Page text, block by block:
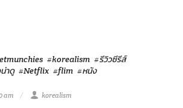
#korealism #รีวิวซีรีส์
าดู #Netflix #flim #หนัง
am korealism